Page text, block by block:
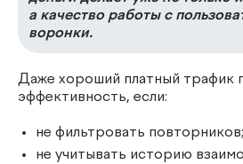
а качество работы с
воронки.
Даже хороший платный трафик
эффективность, если:
не фильтровать повторников;
не учитывать историю